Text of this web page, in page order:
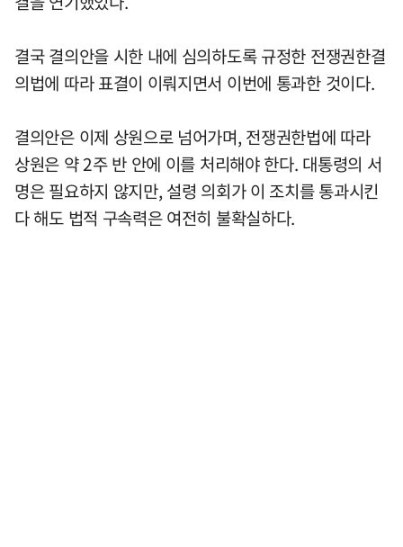
결국 결의안을 시한 내에 심의하도록 규정한 전쟁권한결
의법에 따라 표결이 이뤄지면서 이번에 통과한 것이다.
결의안은 이제 상원으로 넘어가며, 전쟁권한법에 따라
상원은 약 2주 반 안에 이를 처리해야 한다. 대통령의 서
명은 필요하지 않지만, 설령 의회가 이 조치를 통과시킨
다 해도 법적 구속력은 여전히 불확실하다.